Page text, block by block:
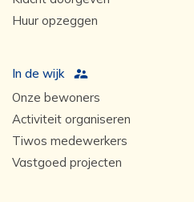
Huur opzeggen
In de wijk
Onze bewoners
Activiteit organiseren
Tiwos medewerkers
Vastgoed projecten